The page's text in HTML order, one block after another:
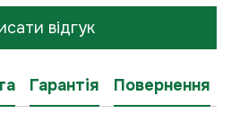
відгук
Гарантія Повернення